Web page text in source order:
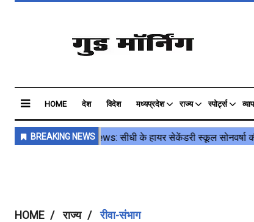
HOME देश विदेश मध्यप्रदेश राज्य स्पोर्ट्स
HOME राज्य रीवा-संभाग